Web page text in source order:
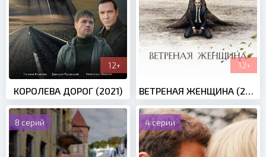
12+
КОРОЛЕВА ДОРОГ (2021)
12+
8 серий 4 серии